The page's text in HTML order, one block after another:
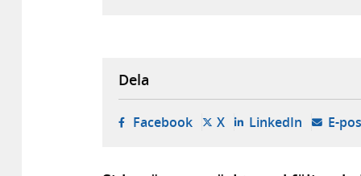
Dela
Facebook- öppnas i ny flik, extern
X- öppnas i ny flik,
LinkedIn- öppnas
E-